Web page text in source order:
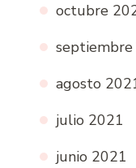
octubre
agosto
julio 2021
junio 2021